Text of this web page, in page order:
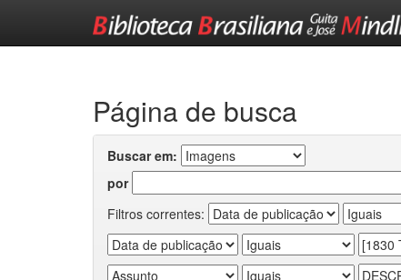
Página de busca
Buscar em:
por
Filtros correntes: